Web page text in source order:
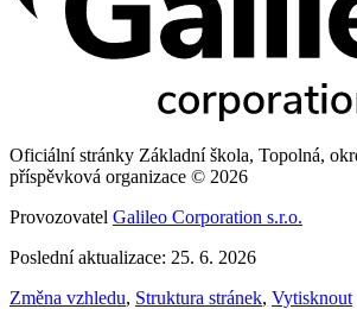
Oficiální stránky Základní škola, Topolná,
příspěvková organizace © 2026
Provozovatel Galileo Corporation s.r.o.
Poslední aktualizace: 25. 6. 2026
Změna vzhledu, Struktura stránek, Vytisknout